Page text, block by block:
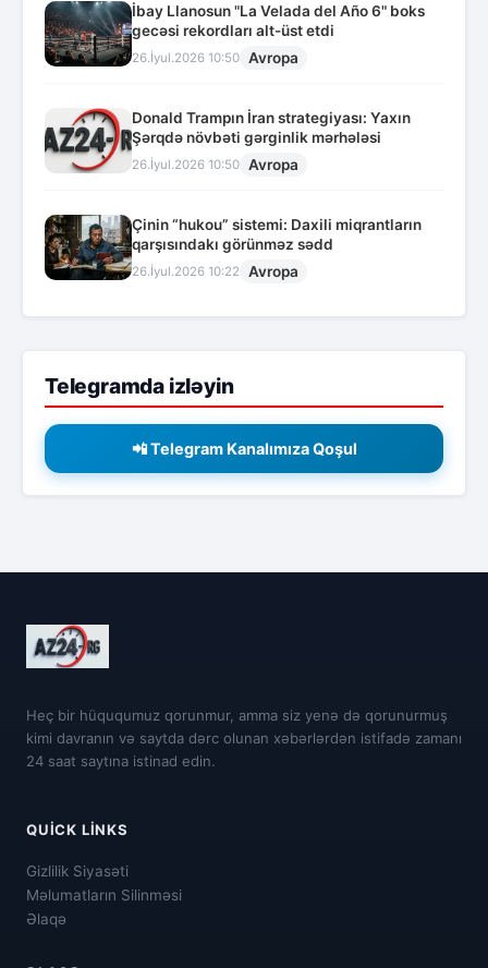
İbay Llanosun "La Velada del Año 6" boks
gecəsi rekordları alt-üst etdi
26.İyul.2026 10:50 Avropa
Donald Trampın İran strategiyası: Yaxın
Şərqdə növbəti gərginlik mərhələsi
26.İyul.2026 10:50 Avropa
Çinin “hukou” sistemi: Daxili miqrantların
qarşısındakı görünməz sədd
26.İyul.2026 10:22 Avropa
Telegramda izləyin
📲 Telegram Kanalımıza Qoşul
Heç bir hüququmuz qorunmur, amma siz yenə də qorunurmuş
kimi davranın və saytda dərc olunan xəbərlərdən istifadə zamanı
24 saat saytına istinad edin.
QUICK LINKS
Gizlilik Siyasəti
Məlumatların Silinməsi
Əlaqə